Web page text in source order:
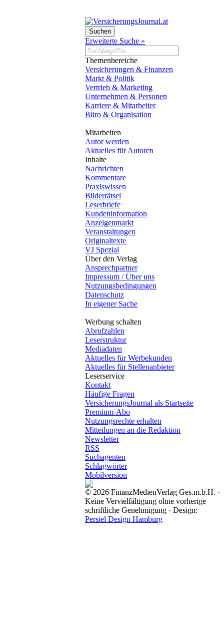
Erweiterte Suche »
Themenbereiche
Versicherungen & Finanzen
Markt & Politik
Vertrieb & Marketing
Unternehmen & Personen
Karriere & Mitarbeiter
Büro & Organisation
Mitarbeiten
Autor werden
Aktuelles für Autoren
Inhalte
Nachrichten
Kommentare
Praxiswissen
Bilderrätsel
Leserbriefe
Kundeninformation
Anzeigenmarkt
Veranstaltungen
Originaltexte
VJ Spezial
Über den Verlag
Ansprechpartner
Impressum / Über uns
Nutzungsbedingungen
Datenschutz
In eigener Sache
Werbung schalten
Abrufzahlen
Leserstruktur
Mediadaten
Aktuelles für Werbekunden
Aktuelles für Stellenanbieter
Leserservice
Kontakt
Häufige Fragen
VersicherungsJournal als Startseite
Premium-Abo
Nutzungsrechte erhalten
Mitteilungen an die Redaktion
Newsletter
RSS
Suchagenten
Schlagwörter
Mobilversion
© 2026 FinanzMedienVerlag Ges.m.b.H. ·
Keine Vervielfältigung ohne vorherige
schriftliche Genehmigung · Design:
Persiel Design Hamburg